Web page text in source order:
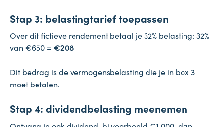
Stap 3: belastingtarief toepassen
Over dit fictieve rendement betaal je 32% belasting: 32%
van €650 = €208
Dit bedrag is de vermogensbelasting die je in box 3
moet betalen.
Stap 4: dividendbelasting meenemen